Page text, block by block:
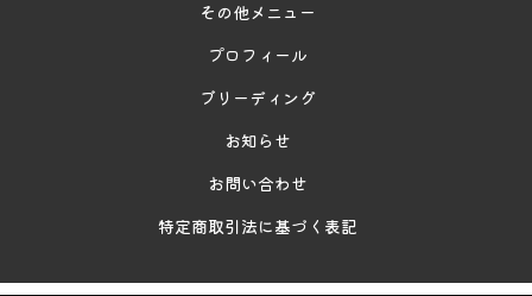
その他メニュー
プロフィール
ブリーディング
お知らせ
お問い合わせ
特定商取引法に基づく表記